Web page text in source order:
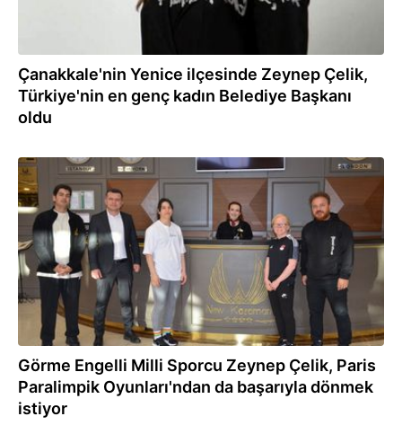
Çanakkale'nin Yenice ilçesinde Zeynep Çelik,
Türkiye'nin en genç kadın Belediye Başkanı
oldu
25.12.2023
Görme Engelli Milli Sporcu Zeynep Çelik, Paris
Paralimpik Oyunları'ndan da başarıyla dönmek
istiyor